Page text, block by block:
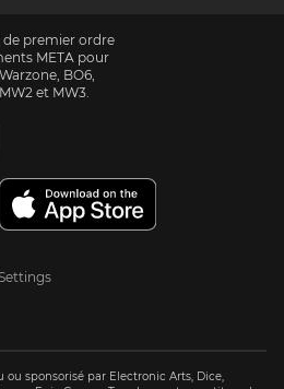
de premier ordre
META pour
BO6,
et MW3.
sponsorisé par Electronic Arts, Dice,